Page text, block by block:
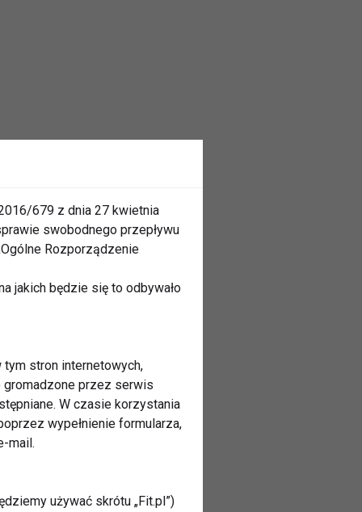
679 z dnia 27 kwietnia
swobodnego przepływu
Rozporządzenie
jakich będzie się to odbywało
tym stron internetowych,
gromadzone przez serwis
W czasie korzystania
wypełnienie formularza,
mail.
używać skrótu „Fit.pl”)